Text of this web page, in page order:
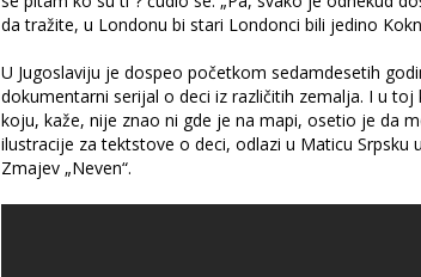
da tražite, u Londonu bi stari Londonci bili jedino
U Jugoslaviju je dospeo početkom sedamdesetih
dokumentarni serijal o deci iz različitih zemalja. I u
koju, kaže, nije znao ni gde je na mapi, osetio je da
ilustracije za tektstove o deci, odlazi u Maticu Srpsku
Zmajev „Neven“.